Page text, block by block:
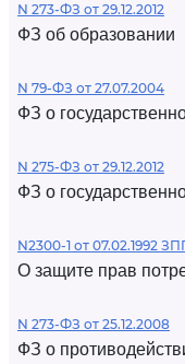
N 273-ФЗ от 29.12.2012
ФЗ об образовании
N 79-ФЗ от 27.07.2004
ФЗ о
N 275-ФЗ от 29.12.2012
ФЗ о
N2300-1 от 07.02.1992
О защите прав
N 273-ФЗ от 25.12.2008
ФЗ о